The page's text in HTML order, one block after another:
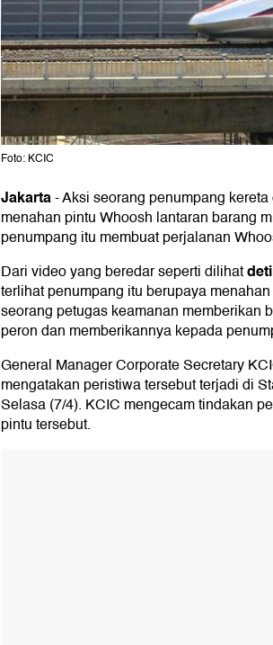
Foto: KCIC
Jakarta-Aksi seorang penumpang kereta
menahan pintu Whoosh lantaran barang
penumpang itu membuat perjalanan
Dari video yang beredar seperti dilihat
terlihat penumpang itu berupaya
seorang petugas keamanan memberikan
peron dan memberikannya kepada
General Manager Corporate Secretary
mengatakan peristiwa tersebut terjadi di
Selasa (7/4). KCIC mengecam tindakan
pintu tersebut.